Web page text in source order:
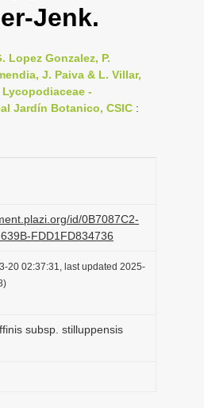
n
v
i
g
t
n
Jenk.
Lopez Gonzalez, P.
J. Paiva & L. Villar,
Lycopodiaceae -
Jardín Botanico, CSIC :
id/0B7087C2-
FDD1FD834736
20 02:37:31, last updated 2025-
subsp. stilluppensis